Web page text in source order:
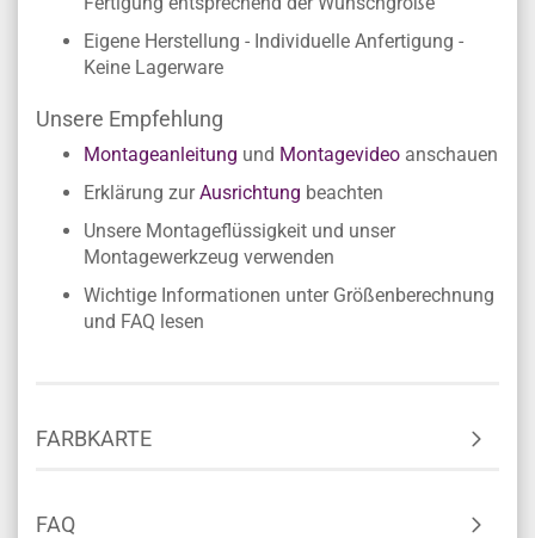
Eigene Herstellung - Individuelle Anfertigung -
Keine Lagerware
Unsere Empfehlung
Montageanleitung und Montagevideo anschauen
Erklärung zurAusrichtung beachten
Unsere Montageflüssigkeit und unser
Montagewerkzeug verwenden
Wichtige Informationen unter Größenberechnung
und FAQ lesen
FARBKARTE
FAQ